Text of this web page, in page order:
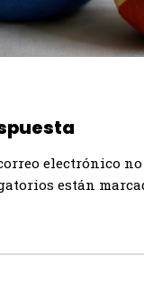
electrónico
están